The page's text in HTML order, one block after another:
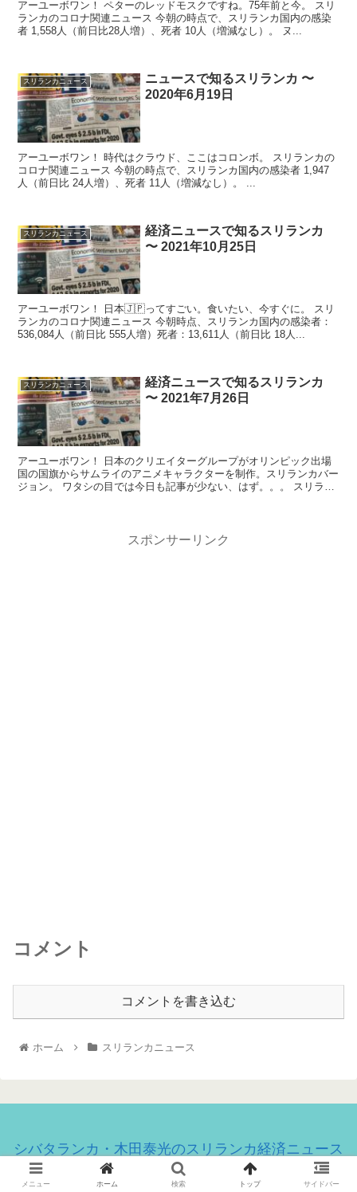
アーユーボワン！ ペターのレッドモスクですね。75年前と今。 スリ
ランカのコロナ関連ニュース 今朝の時点で、スリランカ国内の感染
者 1,558人（前日比28人増）、死者 10人（増減なし）。 ヌ...
スリランカニュース
ニュースで知るスリランカ 〜
2020年6月19日
アーユーボワン！ 時代はクラウド、ここはコロンボ。 スリランカの
コロナ関連ニュース 今朝の時点で、スリランカ国内の感染者 1,947
スリランカニュース
経済ニュースで知るスリランカ
〜 2021年10月25日
アーユーボワン！ 日本🇯🇵ってすごい。食いたい、今すぐに。 スリ
ランカのコロナ関連ニュース 今朝時点、スリランカ国内の感染者：
536,084人（前日比 555人増）死者：13,611人（前日比 18人...
スリランカニュース
経済ニュースで知るスリランカ
〜 2021年7月26日
アーユーボワン！ 日本のクリエイターグループがオリンピック出場
国の国旗からサムライのアニメキャラクターを制作。スリランカバー
ジョン。 ワタシの目では今日も記事が少ない、はず。。。 スリラン
スポンサーリンク
コメント
コメントを書き込む
ホーム スリランカニュース
シバタランカ・木田泰光のスリランカ経済ニュース
© 2020 シバタランカ・木田泰光のスリランカ経済ニュース.
メニュー ホーム 検索 トップ サイドバー